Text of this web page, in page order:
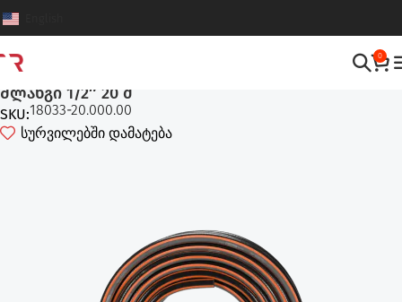
0
შლანგი 1/2″ 20 მ
SKU:18033-20.000.00
სურვილებში დამატება